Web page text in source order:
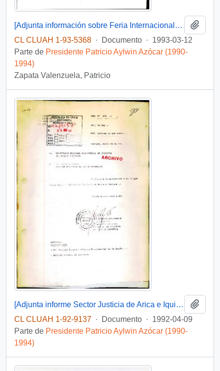
[Adjunta información sobre Feria Internacional de Iquique]
CL CLUAH 1-93-5368 · Documento · 1993-03-12
Parte de Presidente Patricio Aylwin Azócar (1990-
1994)
Zapata Valenzuela, Patricio
[Adjunta informe Sector Justicia de Arica e Iquique]
CL CLUAH 1-92-9137 · Documento · 1992-04-09
Parte de Presidente Patricio Aylwin Azócar (1990-
1994)